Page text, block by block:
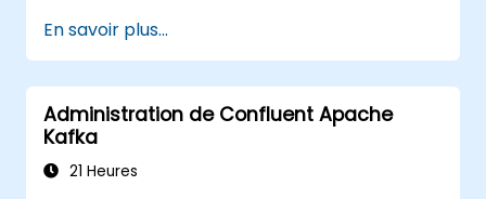
En savoir plus...
Administration de Confluent Apache
Kafka
21 Heures